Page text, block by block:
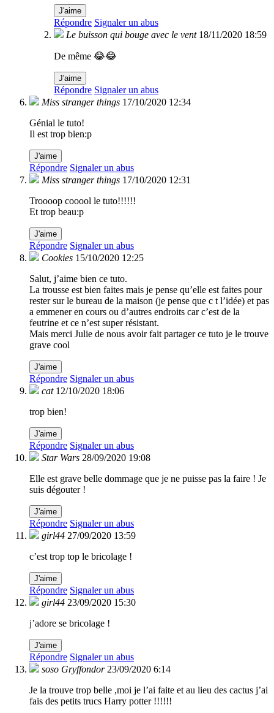
J'aime
Répondre Signaler un abus
Le buisson qui bouge avec le vent 18/11/2020 18:59
De même 😂😂
J'aime
Répondre Signaler un abus
Miss stranger things 17/10/2020 12:34
Génial le tuto!
Il est trop bien:p
J'aime
Répondre Signaler un abus
Miss stranger things 17/10/2020 12:31
Troooop cooool le tuto!!!!!!
Et trop beau:p
J'aime
Répondre Signaler un abus
Cookies 15/10/2020 12:25
Salut, j’aime bien ce tuto.
La trousse est bien faites mais je pense qu’elle est faites pour
rester sur le bureau de la maison (je pense que c t l’idée) et pas
a emmener en cours ou d’autres endroits car c’est de la
feutrine et ce n’est super résistant.
Mais merci Julie de nous avoir fait partager ce tuto je le trouve
grave cool
J'aime
Répondre Signaler un abus
cat 12/10/2020 18:06
trop bien!
J'aime
Répondre Signaler un abus
Star Wars 28/09/2020 19:08
Elle est grave belle dommage que je ne puisse pas la faire ! Je
suis dégouter !
J'aime
Répondre Signaler un abus
girl44 27/09/2020 13:59
c’est trop top le bricolage !
J'aime
Répondre Signaler un abus
girl44 23/09/2020 15:30
j’adore se bricolage !
J'aime
Répondre Signaler un abus
soso Gryffondor 23/09/2020 6:14
Je la trouve trop belle ,moi je l’ai faite et au lieu des cactus j’ai
fais des petits trucs Harry potter !!!!!!